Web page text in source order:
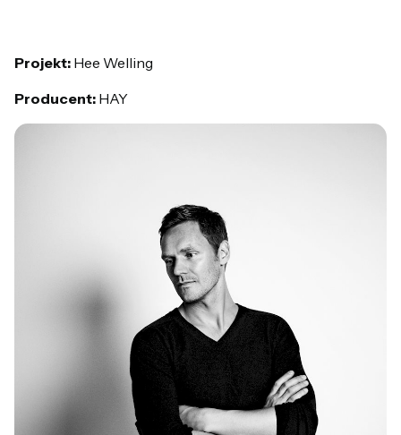
Projekt: Hee Welling
Producent: HAY